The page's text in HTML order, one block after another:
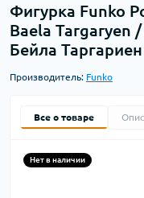
Фигурка Funko
Baela Targaryen
Бейла
Производитель: Funko
Все о товаре
Нет в наличии